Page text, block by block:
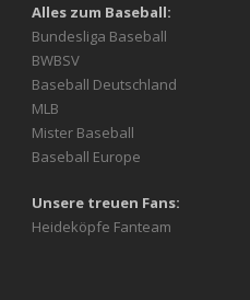
Alles zum Baseball:
Bundesliga Baseball
BWBSV
Baseball Deutschland
MLB
Mister Baseball
Baseball Europe
Unsere treuen Fans:
Heideköpfe Fanteam